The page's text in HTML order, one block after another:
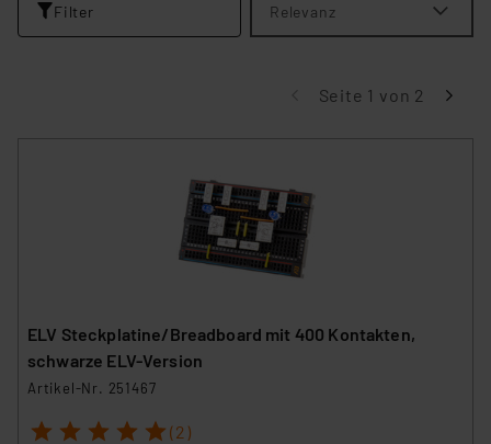
Filter Relevanz
Seite 1 von 2
ELV Steckplatine/Breadboard mit 400 Kontakten,
schwarze ELV-Version
Artikel-Nr. 251467
1 2 3 4 5 (2)